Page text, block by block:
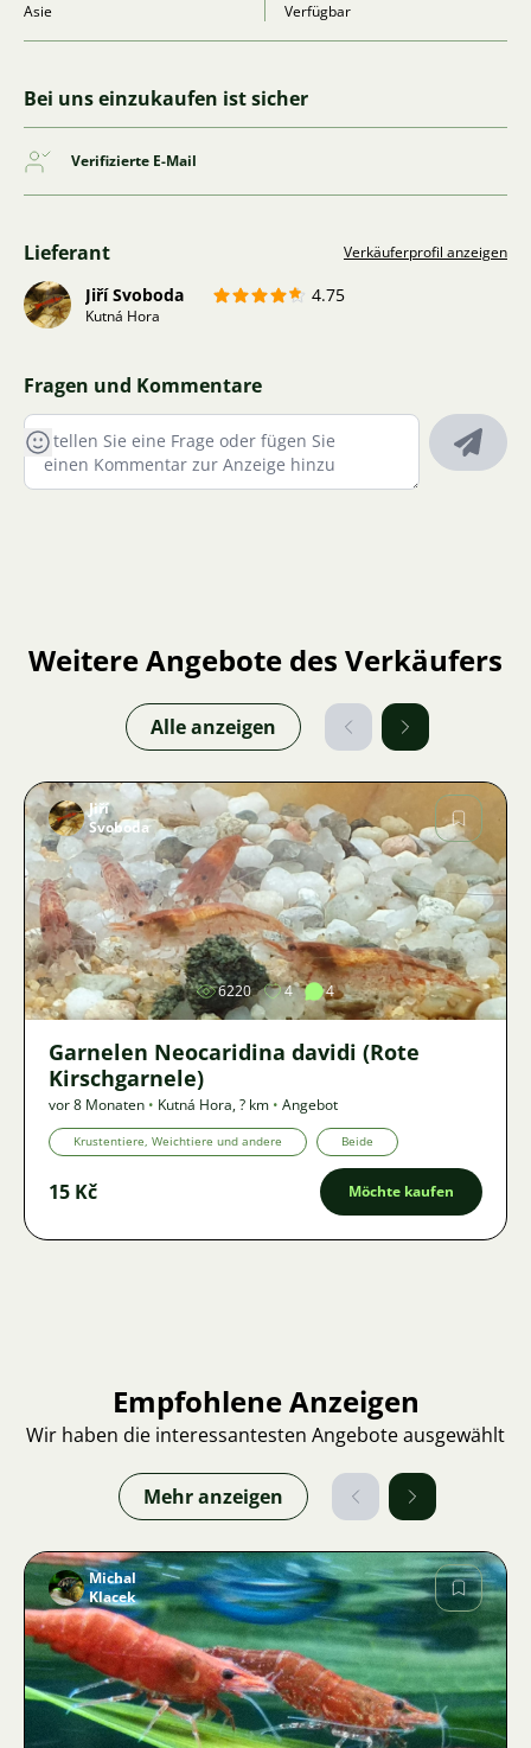
Asie Verfügbar
Bei uns einzukaufen ist sicher
Verifizierte E-Mail
Lieferant Verkäuferprofil anzeigen
Jiří Svoboda 4.75
Kutná Hora
Fragen und Kommentare
Weitere Angebote des Verkäufers
Alle anzeigen
Bild
Jiří
Svoboda
6220 4 4
Garnelen Neocaridina davidi (Rote
Kirschgarnele)
vor 8 Monaten • Kutná Hora,? km • Angebot
Krustentiere, Weichtiere und andere Beide
15 Kč Möchte kaufen
Empfohlene Anzeigen
Wir haben die interessantesten Angebote ausgewählt
Mehr anzeigen
Bild
Michal
Klacek